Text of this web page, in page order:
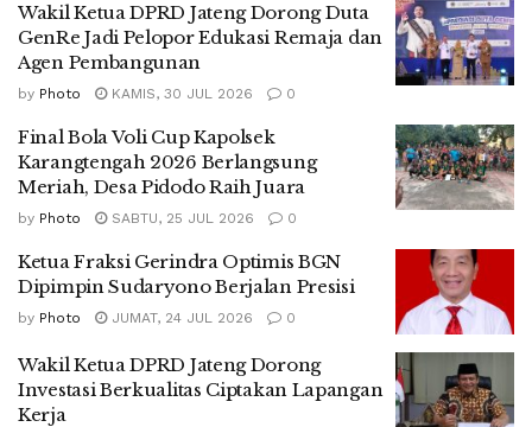
Wakil Ketua DPRD Jateng Dorong Duta
GenRe Jadi Pelopor Edukasi Remaja dan
Agen Pembangunan
by Photo KAMIS, 30 JUL 2026 0
Final Bola Voli Cup Kapolsek
Karangtengah 2026 Berlangsung
Meriah, Desa Pidodo Raih Juara
by Photo SABTU, 25 JUL 2026 0
Ketua Fraksi Gerindra Optimis BGN
Dipimpin Sudaryono Berjalan Presisi
by Photo JUMAT, 24 JUL 2026 0
Wakil Ketua DPRD Jateng Dorong
Investasi Berkualitas Ciptakan Lapangan
Kerja